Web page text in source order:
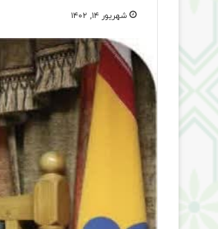
شهریور ۱۴, ۱۴۰۲